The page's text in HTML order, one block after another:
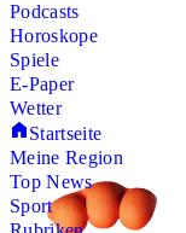
Podcasts
Horoskope
Spiele
E-Paper
Wetter
Startseite
Meine Region
Top News
Sport